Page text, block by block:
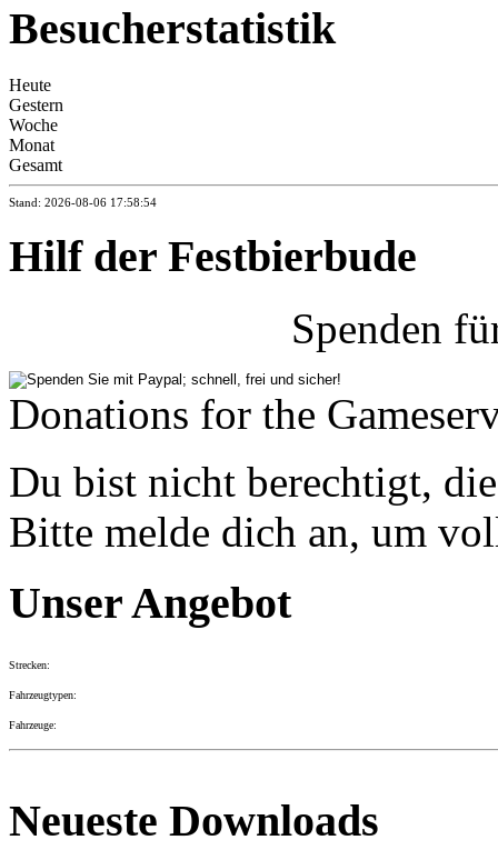
Besucherstatistik
Heute
Gestern
Woche
Monat
Gesamt
Stand: 2026-08-06 17:58:54
Hilf der Festbierbude
Spenden
Donations for the
Du bist nicht berechtigt,
Bitte melde dich an, um
Unser Angebot
Strecken:
Fahrzeugtypen:
Fahrzeuge:
Neueste Downloads